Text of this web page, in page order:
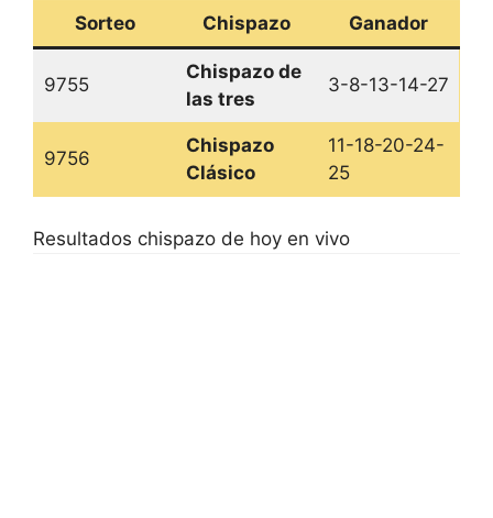
Sorteo Chispazo Ganador
9755
Chispazo de
las tres
3-8-13-14-27
9756
Chispazo
Clásico
11-18-20-24-
25
Resultados chispazo de hoy en vivo